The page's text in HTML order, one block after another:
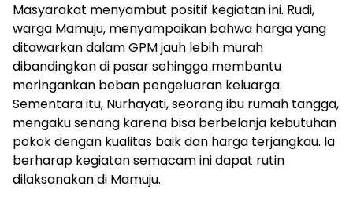
Masyarakat menyambut positif kegiatan ini. Rudi,
warga Mamuju, menyampaikan bahwa harga yang
ditawarkan dalam GPM jauh lebih murah
dibandingkan di pasar sehingga membantu
meringankan beban pengeluaran keluarga.
Sementara itu, Nurhayati, seorang ibu rumah tangga,
mengaku senang karena bisa berbelanja kebutuhan
pokok dengan kualitas baik dan harga terjangkau. Ia
berharap kegiatan semacam ini dapat rutin
dilaksanakan di Mamuju.